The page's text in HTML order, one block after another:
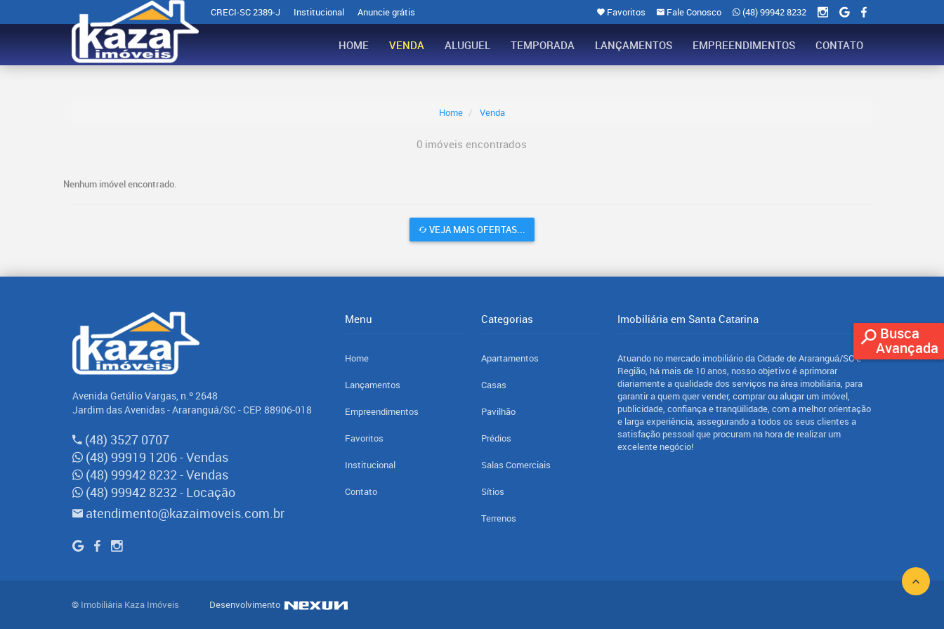
CRECI-SC 2389-J Institucional Anuncie grátis (48) 99942 8232
Fale Conosco
Favoritos
HOME VENDA ALUGUEL TEMPORADA LANÇAMENTOS EMPREENDIMENTOS CONTATO
Home Venda
0 imóveis encontrados
Nenhum imóvel encontrado.
VEJA MAIS OFERTAS...
Busca
Avançada
Avenida Getúlio Vargas, n.º 2648
Jardim das Avenidas - Araranguá/SC - CEP: 88906-018
(48) 3527 0707
(48) 99919 1206- Vendas
(48) 99942 8232- Vendas
(48) 99942 8232- Locação
atendimento@kazaimoveis.com.br
Menu
Home
Lançamentos
Empreendimentos
Favoritos
Institucional
Contato
Categorias
Apartamentos
Casas
Pavilhão
Prédios
Salas Comerciais
Sítios
Terrenos
Imobiliária em Santa Catarina
Atuando no mercado imobiliário da Cidade de Araranguá/SC e
Região, há mais de 10 anos, nosso objetivo é aprimorar
diariamente a qualidade dos serviços na área imobiliária, para
garantir a quem quer vender, comprar ou alugar um imóvel,
publicidade, confiança e tranqüilidade, com a melhor orientação
e larga experiência, assegurando a todos os seus clientes a
satisfação pessoal que procuram na hora de realizar um
excelente negócio!
© Imobiliária Kaza Imóveis Desenvolvimento